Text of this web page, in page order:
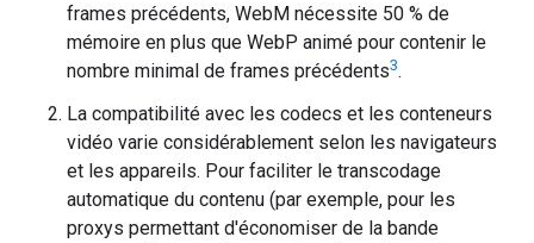
frames précédents, WebM nécessite 50 % de
mémoire en plus que WebP animé pour contenir le
nombre minimal de frames précédents3.
La compatibilité avec les codecs et les conteneurs
vidéo varie considérablement selon les navigateurs
et les appareils. Pour faciliter le transcodage
automatique du contenu (par exemple, pour les
proxys permettant d'économiser de la bande